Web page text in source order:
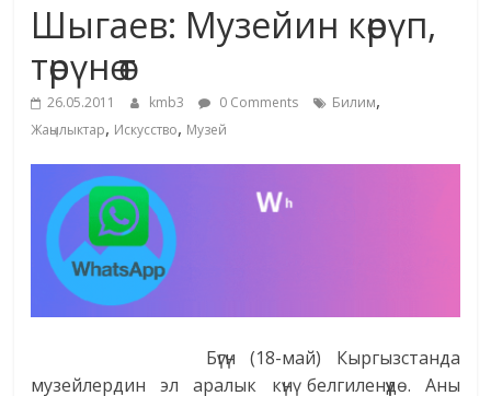
Кыргыз
жана
адабияты
Шыгаев: Музейин көрүп,
төрүнө өт
26.05.2011 kmb3 0 Comments Билим,
Жаңылыктар, Искусство, Музей
Бүгүн (18-май) Кыргызстанда
музейлердин эл аралык күнү белгиленүүдө. Аны